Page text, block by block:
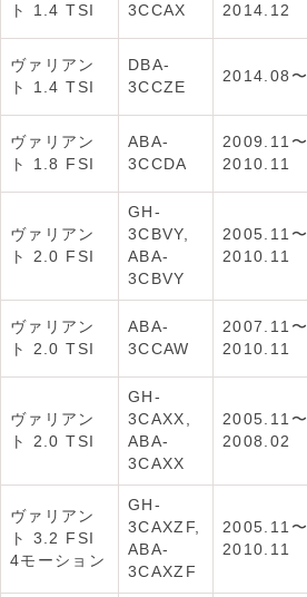
ト 1.4 TSI
3CCAX
2014.12
ヴァリアン
ト 1.4 TSI
DBA-
3CCZE
2014.08〜
ヴァリアン
ト 1.8 FSI
ABA-
3CCDA
2009.11〜
2010.11
ヴァリアン
ト 2.0 FSI
GH-
3CBVY,
ABA-
3CBVY
2005.11〜
2010.11
ヴァリアン
ト 2.0 TSI
ABA-
3CCAW
2007.11〜
2010.11
ヴァリアン
ト 2.0 TSI
GH-
3CAXX,
ABA-
3CAXX
2005.11〜
2008.02
ヴァリアン
ト 3.2 FSI
4モーション
GH-
3CAXZF,
ABA-
3CAXZF
2005.11〜
2010.11